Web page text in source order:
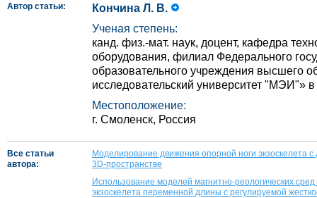
Автор статьи:
Кончина Л. В.
Ученая степень:
канд. физ.-мат. наук, доцент, кафедра
оборудования, филиал Федерального
образовательного учреждения высшего
исследовательский университет "МЭИ"»
Местоположение:
г. Смоленск, Россия
Все статьи
автора:
Моделирование движения опорной ноги экзоскелета
3D-пространстве
Использование моделей магнитно-реологических
экзоскелета переменной длины с регулируемой